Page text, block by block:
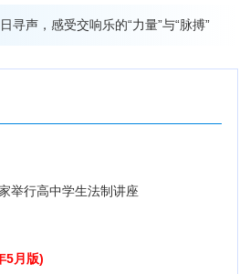
寻声，感受交响乐的“力量”与“脉搏”
举行高中学生法制讲座
5月版)